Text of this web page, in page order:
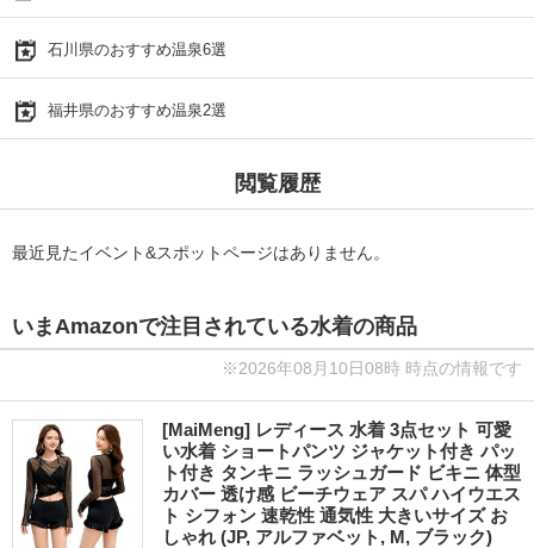
石川県のおすすめ温泉6選
福井県のおすすめ温泉2選
閲覧履歴
最近見たイベント&スポットページはありません。
いまAmazonで注目されている水着の商品
※2026年08月10日08時 時点の情報です
[MaiMeng] レディース 水着 3点セット 可愛
い水着 ショートパンツ ジャケット付き パッ
ト付き タンキニ ラッシュガード ビキニ 体型
カバー 透け感 ビーチウェア スパ ハイウエス
ト シフォン 速乾性 通気性 大きいサイズ お
しゃれ (JP, アルファベット, M, ブラック)